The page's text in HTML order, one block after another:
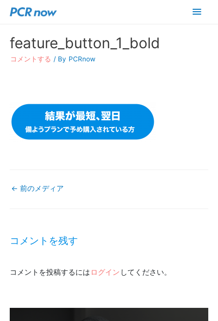
メ
feature_button_1_bold
コメントする / By PCRnow
稿
ビ
← 前のメディア
コメントを残す
コメントを投稿するには ログイン してください。